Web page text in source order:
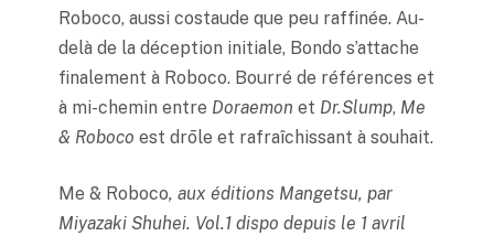
Roboco, aussi costaude que peu raffinée. Au-
delà de la déception initiale, Bondo s’attache
finalement à Roboco. Bourré de références et
à mi-chemin entre Doraemon et Dr.Slump, Me
& Roboco est drōle et rafraîchissant à souhait.
Me & Roboco, aux éditions Mangetsu, par
Miyazaki Shuhei. Vol.1 dispo depuis le 1 avril